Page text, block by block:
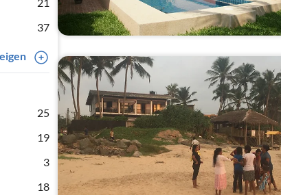
37
25
19
3
18